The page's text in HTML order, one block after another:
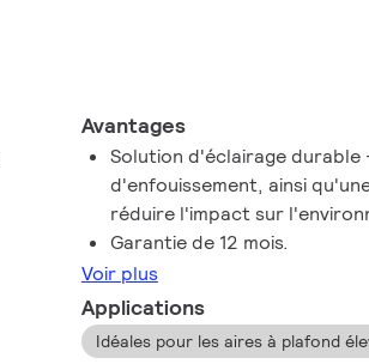
Avantages
Solution d'éclairage durable
d'enfouissement, ainsi
réduire l'impact sur
Garantie de 12 mois.
Voir plus
Applications